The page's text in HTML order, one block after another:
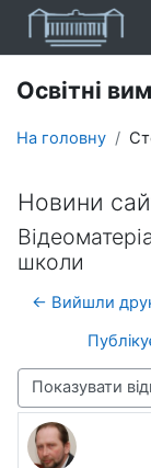
Перейти до
Освітні
На головну
Новини
школи
← Вийшли
Тип показу